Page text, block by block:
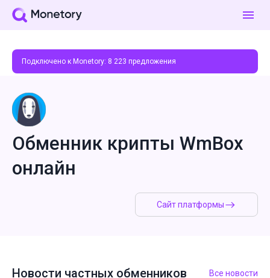
Подключено к Monetory: 8 223 предложения
Сайт платформы
Обменник крипты WmBox
онлайн
Новости частных обменников Все новости